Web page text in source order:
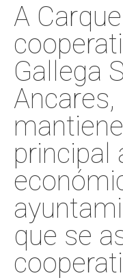
A
Gallega
Ancares,
principal
que se